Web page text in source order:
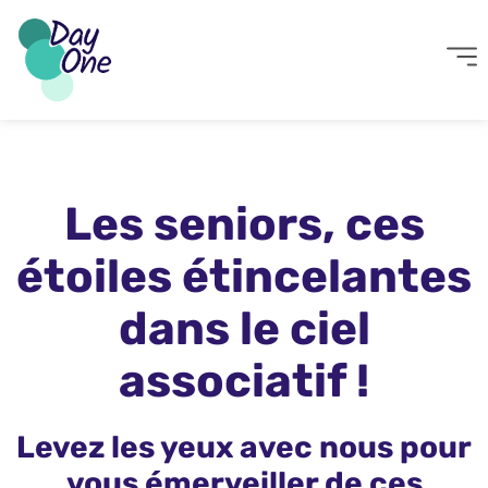
Les seniors, ces
étoiles étincelantes
dans le ciel
associatif !
Levez les yeux avec nous pour